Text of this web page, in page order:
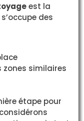
est la
des
zones similaires
étape pour